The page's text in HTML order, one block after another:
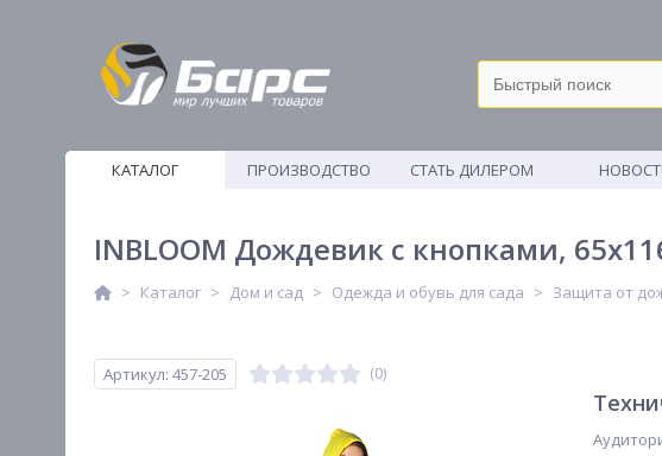
КАТАЛОГ
ПРОИЗВОДСТВО
СТАТЬ ДИЛЕРОМ
INBLOOM Дождевик с кнопками,
Каталог Дом и сад Одежда и обувь для сада Защита от
Артикул: 457-205 (0)